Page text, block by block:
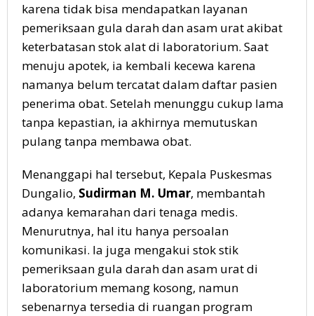
karena tidak bisa mendapatkan layanan
pemeriksaan gula darah dan asam urat akibat
keterbatasan stok alat di laboratorium. Saat
menuju apotek, ia kembali kecewa karena
namanya belum tercatat dalam daftar pasien
penerima obat. Setelah menunggu cukup lama
tanpa kepastian, ia akhirnya memutuskan
pulang tanpa membawa obat.
Menanggapi hal tersebut, Kepala Puskesmas
Dungalio, Sudirman M. Umar, membantah
adanya kemarahan dari tenaga medis.
Menurutnya, hal itu hanya persoalan
komunikasi. Ia juga mengakui stok stik
pemeriksaan gula darah dan asam urat di
laboratorium memang kosong, namun
sebenarnya tersedia di ruangan program